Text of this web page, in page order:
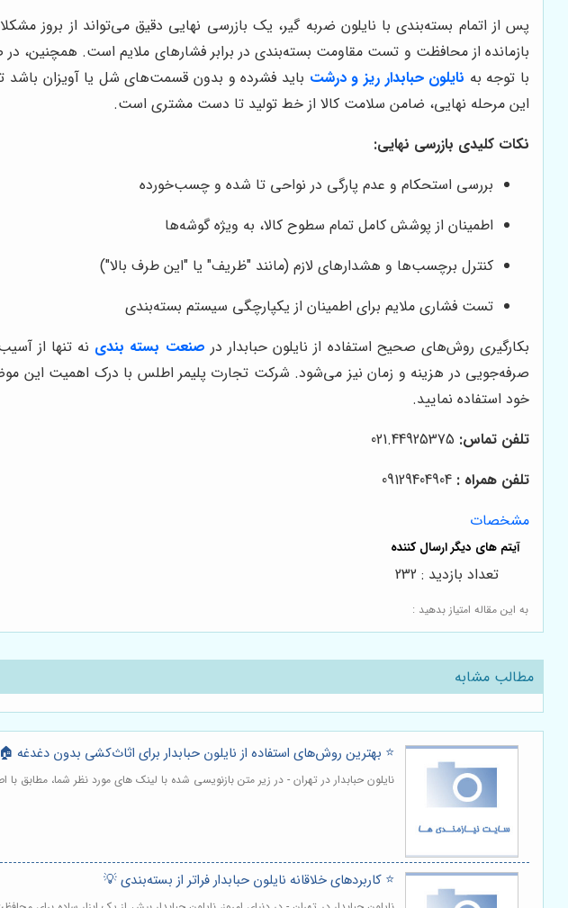
پس از اتمام بسته‌بندی با نایلون ضربه گیر، یک بازرسی نهایی دقیق می‌تواند از
بازمانده از محافظت و تست مقاومت بسته‌بندی در برابر فشارهای ملایم است. همچنین، در
با توجه به نایلون حبابدار ریز و درشت باید فشرده و بدون قسمت‌های شل یا آویزان باشد
این مرحله نهایی، ضامن سلامت کالا از خط تولید تا دست مشتری است.
نکات کلیدی بازرسی نهایی:
بررسی استحکام و عدم پارگی در نواحی تا شده و چسب‌خورده
اطمینان از پوشش کامل تمام سطوح کالا، به ویژه گوشه‌ها
کنترل برچسب‌ها و هشدارهای لازم (مانند "ظریف" یا "این طرف بالا")
تست فشاری ملایم برای اطمینان از یکپارچگی سیستم بسته‌بندی
بکارگیری روش‌های صحیح استفاده از نایلون حبابدار در صنعت بسته بندی نه تنها از
صرفه‌جویی در هزینه و زمان نیز می‌شود. شرکت تجارت پلیمر اطلس با درک اهمیت این
خود استفاده نمایید.
تلفن تماس:
تلفن همراه : 09129404904
مشخصات
به این مقاله امتیاز بدهید :
تعداد بازدید : 232
مطالب مشابه
⭐️ بهترین روش‌های استفاده از نایلون حبابدار برای اثاث‌کشی بدون دغدغه 🏠
نایلون حبابدار در تهران - در زیر متن بازنویسی شده با لینک های مورد نظر شما،
⭐️ کاربردهای خلاقانه نایلون حبابدار فراتر از بسته‌بندی 💡